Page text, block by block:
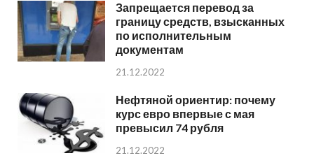
Запрещается перевод за
границу средств, взысканных
по исполнительным
документам
21.12.2022
Нефтяной ориентир: почему
курс евро впервые с мая
превысил 74 рубля
21.12.2022